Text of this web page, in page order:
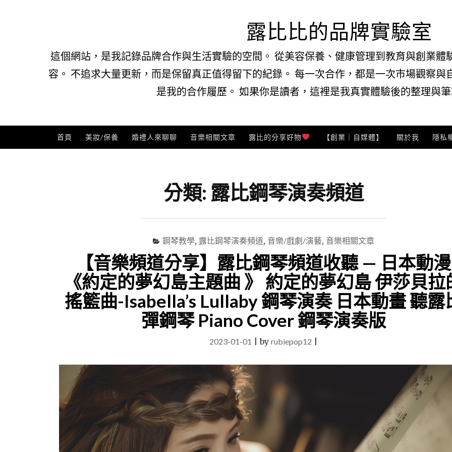
露比比的品牌實驗室
這個網站，是我記錄品牌合作與生活實驗的空間。 從美容保養、健康管理到教育與創業
容。 不追求大量更新，而是保留真正值得留下的紀錄。 每一次合作，都是一次市場觀察
是我的合作履歷。 如果你是讀者，這裡是我真實體驗後的整理與
首頁 美妝/保養 婚禮人來聊聊 音樂相關文章 露比的分享好物 【創業｜自媒體】 關於我 隱私
分類: 露比鋼琴演奏頻道
鋼琴教學, 露比鋼琴演奏頻道, 音樂/戲劇/演藝, 音樂相關文章
【音樂頻道分享】露比鋼琴頻道收聽 — 日本動漫
《約定的夢幻島主題曲 》 約定的夢幻島 伊莎貝拉
搖籃曲-Isabella’s Lullaby 鋼琴演奏 日本動畫 聽露
彈鋼琴 Piano Cover 鋼琴演奏版
2023-01-01 |by rubiepop12